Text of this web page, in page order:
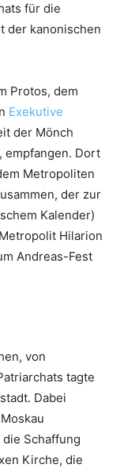
für die
der kanonischen
Protos, dem
Exekutive
der Mönch
empfangen. Dort
Metropoliten
der zur
Kalender)
Hilarion
Andreas-Fest
von
tagte
Dabei
Schaffung
Kirche, die